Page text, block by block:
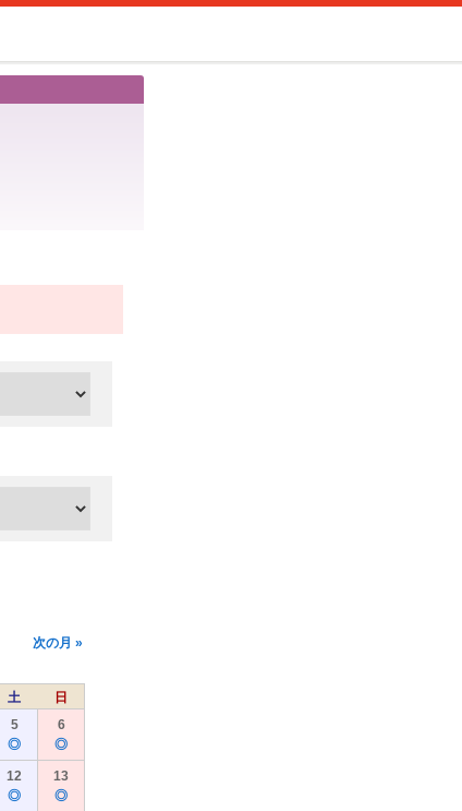
土
日
5
◎
6
◎
12
◎
13
◎
次の月 »